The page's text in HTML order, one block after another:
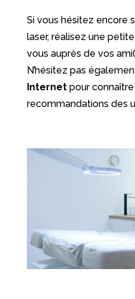
Si vous hésitez encore
laser, réalisez une
vous auprès de vos
N’hésitez pas
Internetpour
recommandations des